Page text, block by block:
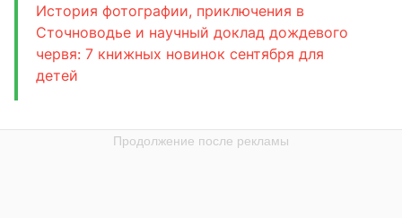
История фотографии, приключения в
Сточноводье и научный доклад дождевого
червя: 7 книжных новинок сентября для
детей